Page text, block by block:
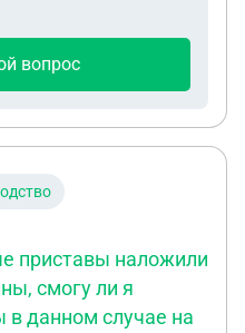
вопрос
приставы наложили
смогу ли я
данном случае на